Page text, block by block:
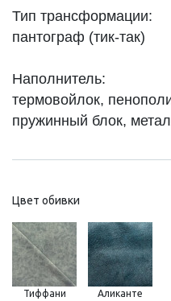
Тип трансформации:
пантограф (тик-так)
Наполнитель:
термовойлок,
пружинный блок,
Цвет обивки
Тиффани
Аликанте